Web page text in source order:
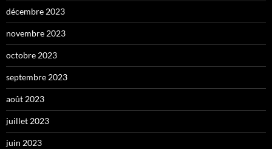
décembre 2023
novembre 2023
octobre 2023
septembre 2023
août 2023
juillet 2023
juin 2023